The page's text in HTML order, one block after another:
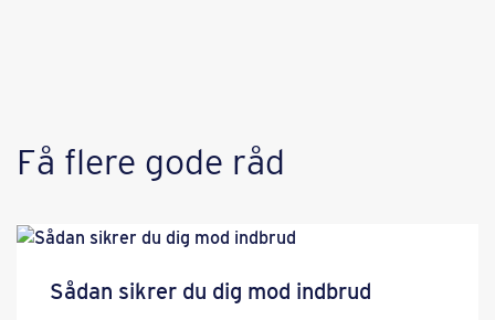
Få flere gode råd
Sådan sikrer du dig mod indbrud